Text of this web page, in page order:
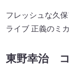
フレッシュな久
ライブ 正義のミ
東野幸治